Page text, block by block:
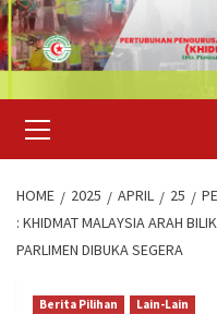
Skip
to
content
Menu
HOME 2025 APRIL 25
: KHIDMAT MALAYSIA ARAH
PARLIMEN DIBUKA SEGERA
Berita Pilihan Lain-Lain